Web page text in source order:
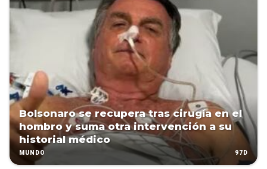
Bolsonaro se recupera tras cirugía en el
hombro y suma otra intervención a su
historial médico
MUNDO 97D